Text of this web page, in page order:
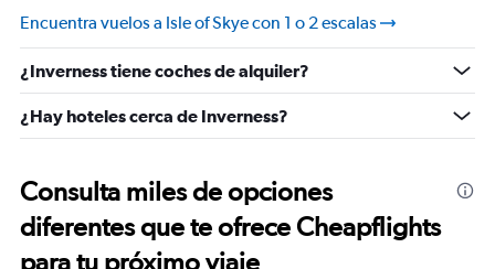
Encuentra vuelos a Isle of Skye con 1 o 2 escalas
¿Inverness tiene coches de alquiler?
¿Hay hoteles cerca de Inverness?
Consulta miles de opciones
diferentes que te ofrece Cheapflights
para tu próximo viaje